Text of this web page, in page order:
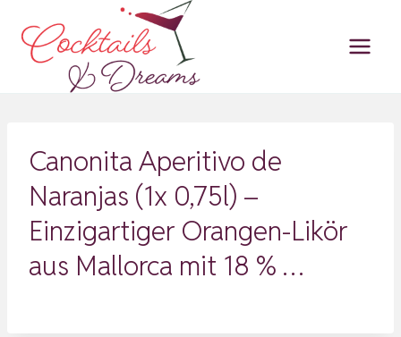
Inhalt
springen
Canonita Aperitivo de
Naranjas (1x 0,75l) –
Einzigartiger Orangen-Likör
aus Mallorca mit 18 % …